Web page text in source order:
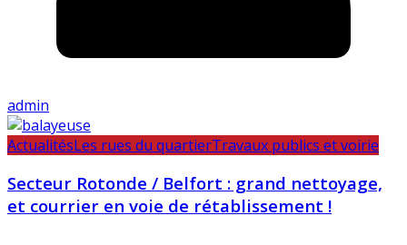
admin
ActualitésLes rues du quartierTravaux publics et voirie
Secteur Rotonde / Belfort : grand nettoyage,
et courrier en voie de rétablissement !